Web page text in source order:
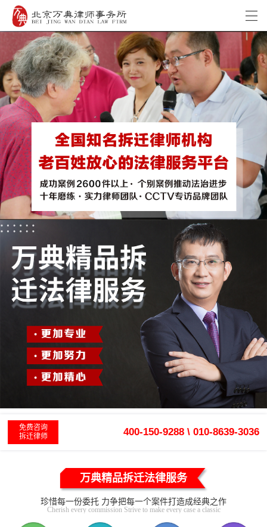
免费咨询
拆迁律师
400-150-9288 \ 010-8639-3036
万典精品拆迁法律服务
珍惜每一份委托 力争把每一个案件打造成经典之作
Cherish every commission Strive to make every case a classic